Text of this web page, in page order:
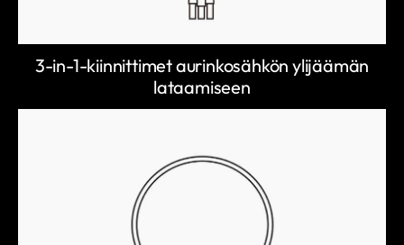
3-in-1-kiinnittimet aurinkosähkön ylijäämän
lataamiseen